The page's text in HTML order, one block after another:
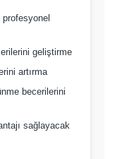
geliştirme
artırma
becerilerini
sağlayacak